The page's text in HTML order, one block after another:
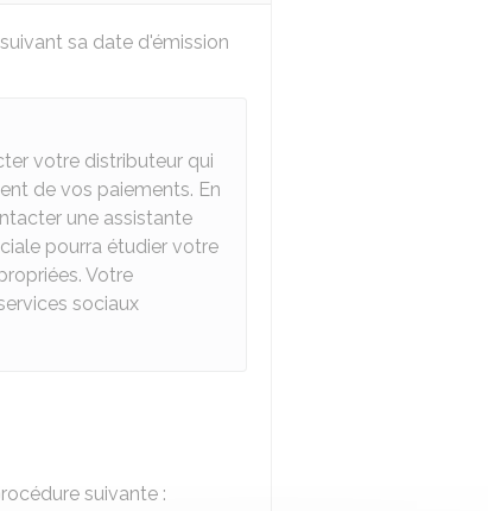
suivant sa date d'émission
votre distributeur qui
de vos paiements. En
une assistante
pourra étudier votre
Votre
sociaux
suivante :